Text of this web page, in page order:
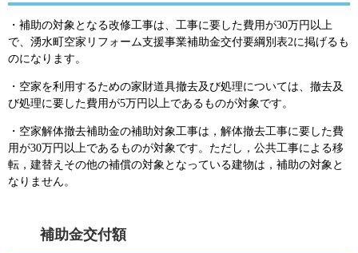
・補助の対象となる改修工事は、工事に要した費用が30万円以上
で、湧水町空家リフォーム支援事業補助金交付要綱別表2に掲げるも
のになります。
・空家を利用するための家財道具撤去及び処理については、撤去及
び処理に要した費用が5万円以上であるものが対象です。
・空家解体撤去補助金の補助対象工事は，解体撤去工事に要した費
用が30万円以上であるものが対象です。ただし，公共工事による移
転，建替えその他の補償の対象となっている建物は，補助の対象と
なりません。
補助金交付額